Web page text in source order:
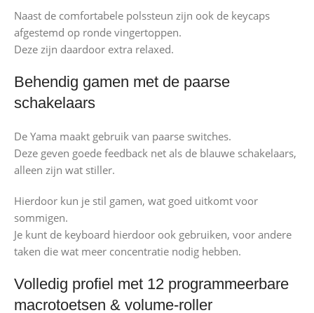
Naast de comfortabele polssteun zijn ook de keycaps
afgestemd op ronde vingertoppen.
Deze zijn daardoor extra relaxed.
Behendig gamen met de paarse
schakelaars
De Yama maakt gebruik van paarse switches.
Deze geven goede feedback net als de blauwe schakelaars,
alleen zijn wat stiller.
Hierdoor kun je stil gamen, wat goed uitkomt voor
sommigen.
Je kunt de keyboard hierdoor ook gebruiken, voor andere
taken die wat meer concentratie nodig hebben.
Volledig profiel met 12 programmeerbare
macrotoetsen & volume-roller